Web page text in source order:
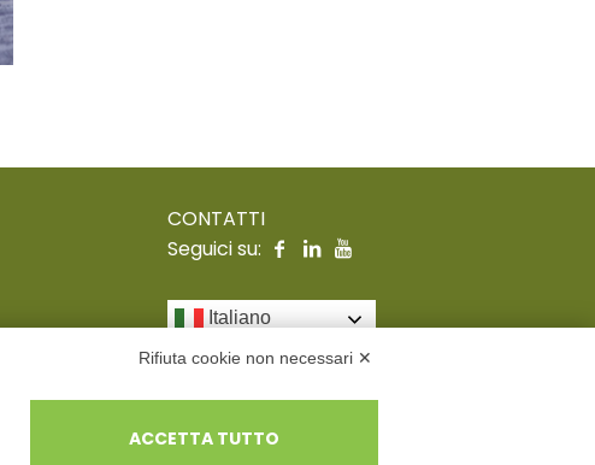
CONTATTI
Seguici su:
Italiano
Rifiuta cookie non necessari ✕
ACCETTA TUTTO